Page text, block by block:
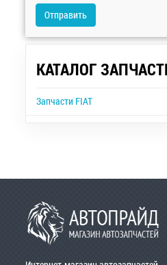
Отправить
КАТАЛОГ
Запчасти FIAT